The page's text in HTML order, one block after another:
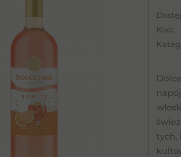
Kod:
tych,